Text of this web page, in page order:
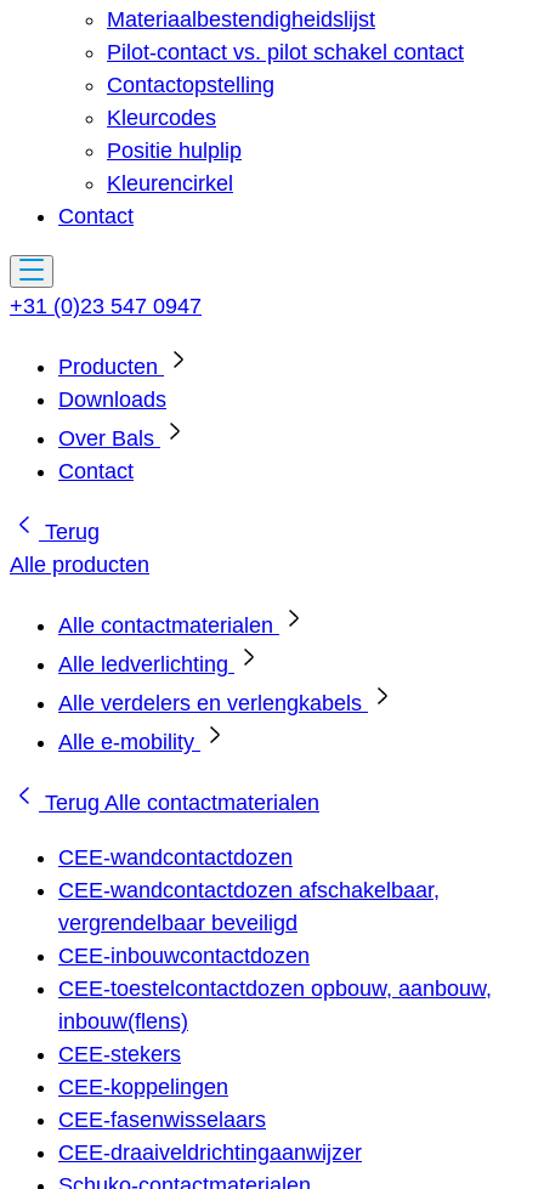
Materiaalbestendigheidslijst
Pilot-contact vs. pilot schakel contact
Contactopstelling
Kleurcodes
Positie hulplip
Kleurencirkel
Contact
+31 (0)23 547 0947
Producten
Downloads
Over Bals
Contact
Terug
Alle producten
Alle contactmaterialen
Alle ledverlichting
Alle verdelers en verlengkabels
Alle e-mobility
Terug Alle contactmaterialen
CEE-wandcontactdozen
CEE-wandcontactdozen afschakelbaar,
vergrendelbaar beveiligd
CEE-inbouwcontactdozen
CEE-toestelcontactdozen opbouw, aanbouw,
inbouw(flens)
CEE-stekers
CEE-koppelingen
CEE-fasenwisselaars
CEE-draaiveldrichtingaanwijzer